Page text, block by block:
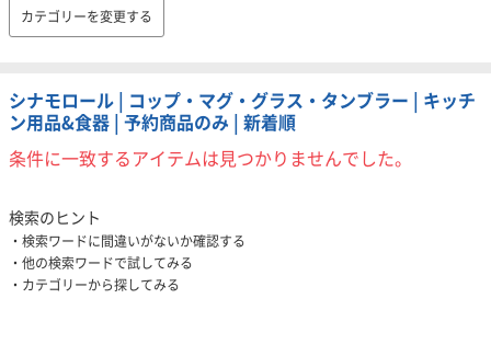
カテゴリーを変更する
シナモロール | コップ・マグ・グラス・タンブラー | キッチ
ン用品&食器 | 予約商品のみ | 新着順
条件に一致するアイテムは見つかりませんでした。
検索のヒント
検索ワードに間違いがないか確認する
他の検索ワードで試してみる
カテゴリーから探してみる